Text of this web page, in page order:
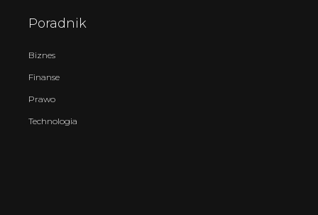
Poradnik
Biznes
Finanse
Prawo
Technologia